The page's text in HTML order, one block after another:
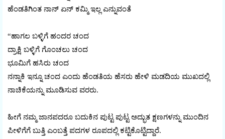
ಹೆಂಡತಿಗಿಂತ ನಾನ್ ಏನ್ ಕಮ್ಮಿ ಇಲ್ಲ ಎನ್ನುವಂತೆ
“ಹಾಗಲ ಬಳ್ಳಿಗೆ ಹಂದರ ಚಂದ
ದ್ರಾಕ್ಷಿ ಬಳ್ಳಿಗೆ ಗೊಂಚಲು ಚಂದ
ಭೂಮಿಗೆ ಹಸಿರು ಚಂದ
ನನ್ನಾಕಿ ಇನ್ನೂ ಚಂದ ಎಂದು ಹೆಂಡತಿಯ ಹೆಸರು ಹೇಳಿ ಮಡದಿಯ ಮುಖದಲ್ಲಿ
ನಾಚಿಕೆಯನ್ನು ಮೂಡಿಸುವ ವರರು.
ಹೀಗೆ ನಮ್ಮ ಜಾನಪದರೂ ಬದುಕಿನ ಪುಟ್ಟ ಪುಟ್ಟ ಅದ್ಭುತ ಕ್ಷಣಗಳನ್ನು ಮುಂದಿನ
ಪೀಳಿಗೆಗೆ ಬುತ್ತಿ ಎಂಬತ್ತೆ ಪದಗಳ ರೂಪದಲ್ಲಿ ಕಟ್ಟಿಕೊಟ್ಟಿದ್ದಾರೆ.